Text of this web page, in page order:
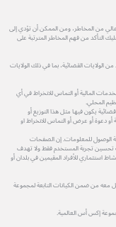
من المخاطر، ومن الممكن أن تؤدي إلى
التأكد من فهم المخاطر المترتبة على
الولايات القضائية، بما في ذلك الولايات
المالية أو التماس للانخراط في أي
المحلي.
يكون فيها مثل هذا التوزيع أو
أو دعوة أو عرض أو التماس للانخراط او
الوصول للمعلومات. إن الصفحات
تحسين تجربة المستخدم فقط ولا تهدف
استثماري للأفراد المقيمين في بلدان أو
معه من ضمن الكيانات التابعة لمجموعة
إكس أس العالمية.